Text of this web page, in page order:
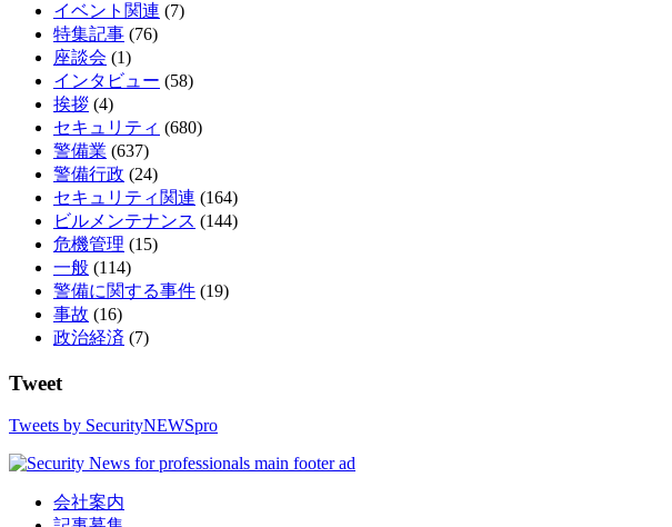
イベント関連 (7)
特集記事 (76)
座談会 (1)
インタビュー (58)
挨拶 (4)
セキュリティ (680)
警備業 (637)
警備行政 (24)
セキュリティ関連 (164)
ビルメンテナンス (144)
危機管理 (15)
一般 (114)
警備に関する事件 (19)
事故 (16)
政治経済 (7)
Tweet
Tweets by SecurityNEWSpro
会社案内